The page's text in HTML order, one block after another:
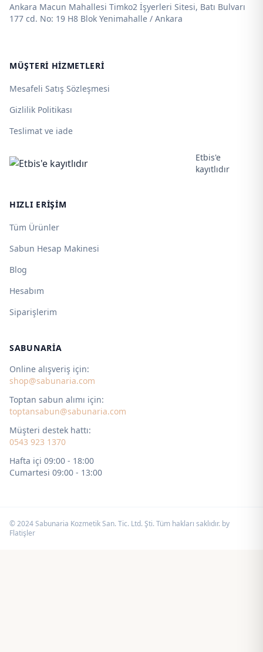
Ankara Macun Mahallesi Timko2 İşyerleri Sitesi, Batı Bulvarı
177 cd. No: 19 H8 Blok Yenimahalle / Ankara
MÜŞTERI HIZMETLERI
Mesafeli Satış Sözleşmesi
Gizlilik Politikası
Teslimat ve iade
Etbis'e
kayıtlıdır
HIZLI ERIŞIM
Tüm Ürünler
Sabun Hesap Makinesi
Blog
Hesabım
Siparişlerim
SABUNARIA
Online alışveriş için:
shop@sabunaria.com
Toptan sabun alımı için:
toptansabun@sabunaria.com
Müşteri destek hattı:
0543 923 1370
Hafta içi 09:00 - 18:00
Cumartesi 09:00 - 13:00
© 2024 Sabunaria Kozmetik San. Tic. Ltd. Şti. Tüm hakları saklıdır. by
Flatişler